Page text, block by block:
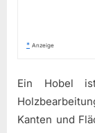
* Anzeige
Ein Hobel
Kanten und